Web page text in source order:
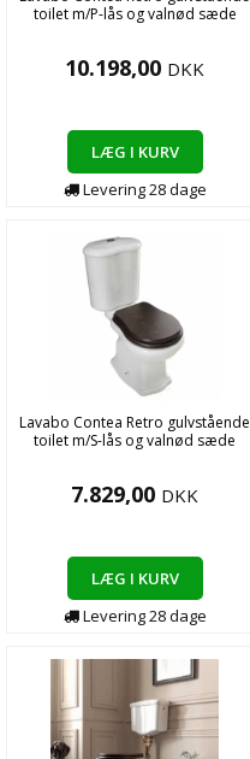
toilet m/P-lås og valnød sæde
10.198,00 DKK
LÆG I KURV
Levering28dage
Lavabo Contea Retro gulvstående
toilet m/S-lås og valnød sæde
7.829,00 DKK
LÆG I KURV
Levering28dage